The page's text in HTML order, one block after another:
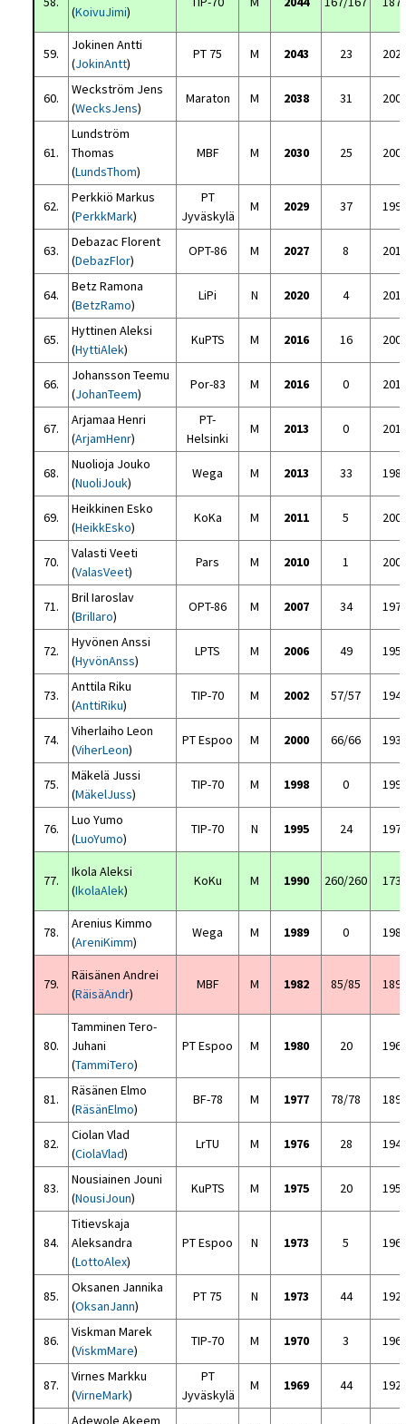
(KoivuJimi)
59.
Jokinen Antti
(JokinAntt)
PT 75 M 2043 23
60.
Weckström Jens
(WecksJens)
Maraton M 2038 31
61.
Lundström
Thomas
(LundsThom)
MBF M 2030 25
62.
Perkkiö Markus
(PerkkMark)
PT
Jyväskylä
M 2029 37
63.
Debazac Florent
(DebazFlor)
OPT-86 M 2027 8
64.
Betz Ramona
(BetzRamo)
LiPi N 2020 4
65.
Hyttinen Aleksi
(HyttiAlek)
KuPTS M 2016 16
66.
Johansson Teemu
(JohanTeem)
Por-83 M 2016 0
67.
Arjamaa Henri
(ArjamHenr)
PT-
Helsinki
M 2013 0
68.
Nuolioja Jouko
(NuoliJouk)
Wega M 2013 33
69.
Heikkinen Esko
(HeikkEsko)
KoKa M 2011 5
70.
Valasti Veeti
(ValasVeet)
Pars M 2010 1
71.
Bril Iaroslav
(BrilIaro)
OPT-86 M 2007 34
72.
Hyvönen Anssi
(HyvönAnss)
LPTS M 2006 49
73.
Anttila Riku
(AnttiRiku)
TIP-70 M 2002 57/57
74.
Viherlaiho Leon
(ViherLeon)
PT Espoo M 2000 66/66
75.
Mäkelä Jussi
(MäkelJuss)
TIP-70 M 1998 0
76.
Luo Yumo
(LuoYumo)
TIP-70 N 1995 24
77.
Ikola Aleksi
(IkolaAlek)
KoKu M 1990 260/260
78.
Arenius Kimmo
(AreniKimm)
Wega M 1989 0
79.
Räisänen Andrei
(RäisäAndr)
MBF M 1982 85/85
80.
Tamminen Tero-
Juhani
(TammiTero)
PT Espoo M 1980 20
81.
Räsänen Elmo
(RäsänElmo)
BF-78 M 1977 78/78
82.
Ciolan Vlad
(CiolaVlad)
LrTU M 1976 28
83.
Nousiainen Jouni
(NousiJoun)
KuPTS M 1975 20
84.
Titievskaja
Aleksandra
(LottoAlex)
PT Espoo N 1973 5
85.
Oksanen Jannika
(OksanJann)
PT 75 N 1973 44
86.
Viskman Marek
(ViskmMare)
TIP-70 M 1970 3
87.
Virnes Markku
(VirneMark)
PT
Jyväskylä
M 1969 44
Adewole Akeem